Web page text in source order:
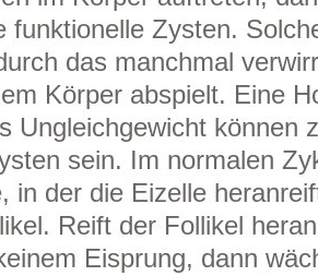
funktionelle Zysten.
das manchmal
Körper abspielt. Eine
Ungleichgewicht können
sein. Im normalen
in der die Eizelle
Reift der Follikel
Eisprung, dann